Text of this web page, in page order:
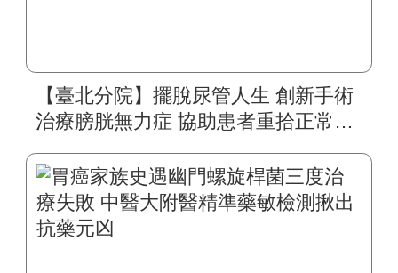
【臺北分院】擺脫尿管人生 創新手術
治療膀胱無力症 協助患者重拾正常生